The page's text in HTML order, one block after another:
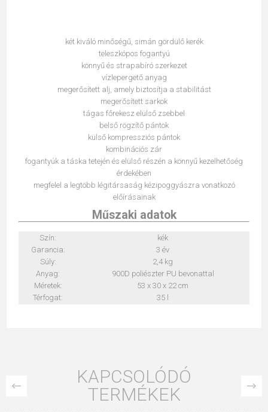
két kiváló minőségű, simán gördülő kerék
teleszkópos fogantyú
könnyű és strapabíró szerkezet
vízlepergető anyag
megerősített alj, amely biztosítja a stabilitást
megerősített sarkok
tágas főrekesz elülső zsebbel
belső rögzítő pántok
külső kompressziós pántok
kombinációs zár
fogantyúk a táska tetején és elülső részén a könnyű kezelhetőség
érdekében
megfelel a legtöbb légitársaság kézipoggyászra vonatkozó
előírásainak
Műszaki adatok
Szín:
kék
Garancia:
3 év
Súly:
2,4 kg
Anyag:
900D poliészter PU bevonattal
Méretek:
53 x 30 x 22 cm
Térfogat:
35 l
KAPCSOLÓDÓ
TERMÉKEK